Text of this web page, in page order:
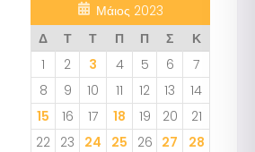
Μάιος 2023
Δ
Τ Τ Π Π Σ
Κ
1
2 3 4 5 6
7
8
9 10 11 12 13
14
15
16 17 18 19 20
21
22 23 24 25 26 27
28